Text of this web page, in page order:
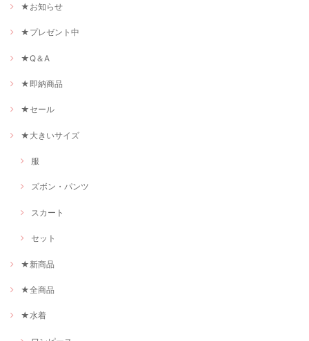
★お知らせ
★プレゼント中
★Q＆A
★即納商品
★セール
★大きいサイズ
服
ズボン・パンツ
スカート
セット
★新商品
★全商品
★水着